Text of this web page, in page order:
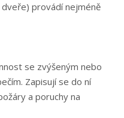
provádí nejméně
se zvýšeným nebo
Zapisují se do ní
a poruchy na